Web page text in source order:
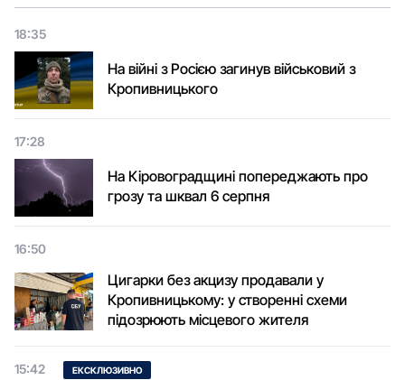
18:35
На війні з Росією загинув військовий з
Кропивницького
17:28
На Кіровоградщині попереджають про
грозу та шквал 6 серпня
16:50
Цигарки без акцизу продавали у
Кропивницькому: у створенні схеми
підозрюють місцевого жителя
15:42 ЕКСКЛЮЗИВНО